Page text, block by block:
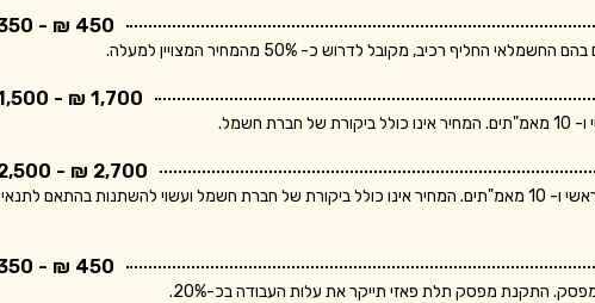
450 ₪ - 350 ₪
רכיב, מקובל לדרוש כ- 50% מהמחיר המצויין למעלה.
1,700 ₪ - 1,500 ₪
2,700 ₪ - 2,500 ₪
המחיר מתייחס ללוח חשמל תלת פאזי הכולל מפסק ראשי ו- 10 מאמ"תים. המחיר אינו כולל ביקורת של חברת חשמל ועשוי להשתנות בהתאם לתנאי
450 ₪ - 350 ₪
התקנת מפסק תלת פאזי תייקר את עלות העבודה בכ-20%.